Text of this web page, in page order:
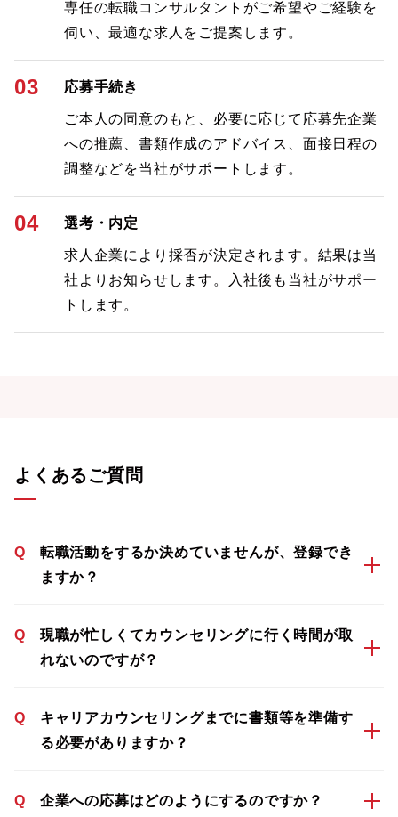
専任の転職コンサルタントがご希望やご経験を
伺い、最適な求人をご提案します。
03 応募手続き
ご本人の同意のもと、必要に応じて応募先企業
への推薦、書類作成のアドバイス、面接日程の
調整などを当社がサポートします。
04 選考・内定
求人企業により採否が決定されます。結果は当
社よりお知らせします。入社後も当社がサポー
トします。
よくあるご質問
Q
転職活動をするか決めていませんが、登録でき
ますか？
Q
現職が忙しくてカウンセリングに行く時間が取
れないのですが？
Q
キャリアカウンセリングまでに書類等を準備す
る必要がありますか？
Q 企業への応募はどのようにするのですか？